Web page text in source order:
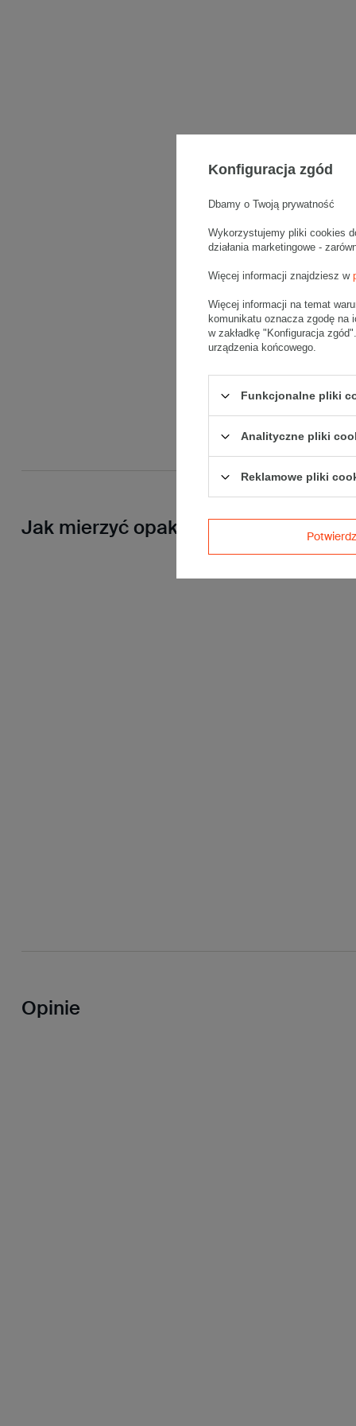
Jak mierzyć opakowanie
Opinie
Konfiguracja zgód
Dbamy o Twoją prywatność
Wykorzystujemy pliki cookies
działania marketingowe -
Więcej informacji znajdziesz w
Więcej informacji na temat
komunikatu oznacza zgodę na
w zakładkę "Konfiguracja
urządzenia końcowego.
Funkcjonalne pliki
Analityczne pliki
Reklamowe pliki